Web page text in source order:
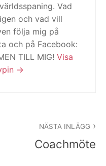
Vad
och vad vill
följa mig på
och på Facebook:
TILL MIG! Visa
NÄSTA INLÄGG
Coachmöte